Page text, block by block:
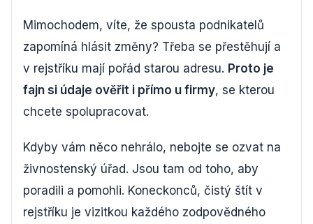
Mimochodem, víte, že spousta podnikatelů
zapomíná hlásit změny? Třeba se přestěhují a
v rejstříku mají pořád starou adresu. Proto je
fajn si údaje ověřit i přímo u firmy, se kterou
chcete spolupracovat.
Kdyby vám něco nehrálo, nebojte se ozvat na
živnostenský úřad. Jsou tam od toho, aby
poradili a pomohli. Koneckonců, čistý štít v
rejstříku je vizitkou každého zodpovědného